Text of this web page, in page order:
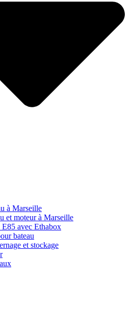
à Marseille
et moteur à Marseille
avec Ethabox
bateau
et stockage